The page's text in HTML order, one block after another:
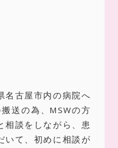
名古屋市内の病院へ
送の為、MSWの方
相談をしながら、患
いて、初めに相談が